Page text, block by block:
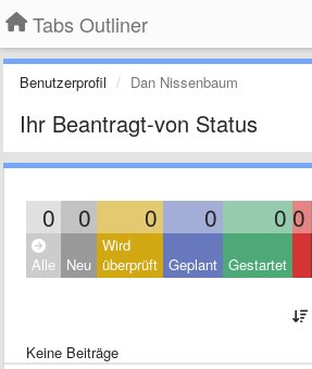
Tabs Outliner
Benutzerprofil Dan Nissenbaum
Ihr Beantragt-von Status
0 0 0 0 0 0
Alle Neu
Wird
überprüft Geplant Gestartet
Keine Beiträge